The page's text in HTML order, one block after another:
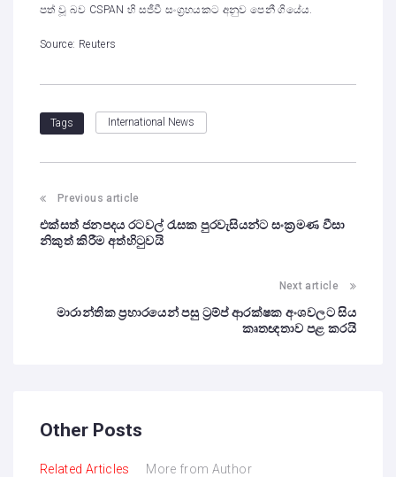
පත් වූ බව CSPAN හි සජීවී සංග්‍රහයකට අනුව පෙනී ගියේය.
Source: Reuters
Tags International News
Previous article
එක්සත් ජනපදය රටවල් රැසක පුරවැසියන්ට සංක්‍රමණ වීසා
නිකුත් කිරීම අත්හිටුවයි
Next article
මාරාන්තික ප්‍රහාරයෙන් පසු ට්‍රම්ප් ආරක්ෂක අංශවලට සිය
කෘතඥතාව පළ කරයි
Other Posts
Related Articles More from Author